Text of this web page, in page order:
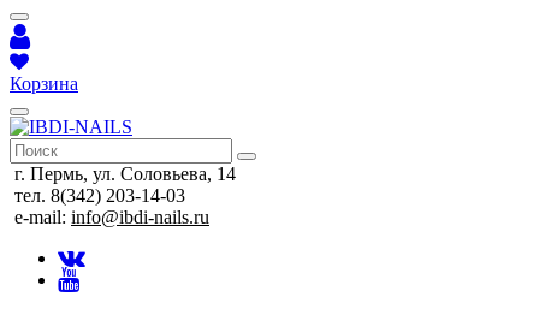
Корзина
г. Пермь, ул. Соловьева, 14
тел. 8(342) 203-14-03
e-mail: info@ibdi-nails.ru